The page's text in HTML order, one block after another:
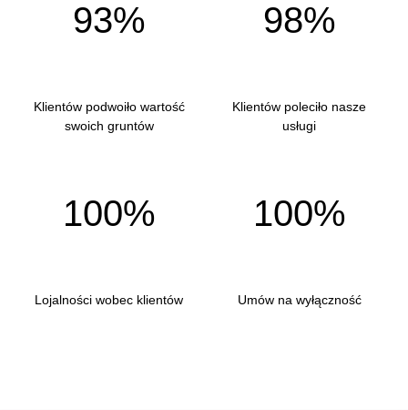
93%
Klientów podwoiło wartość
swoich gruntów
98%
Klientów poleciło nasze
usługi
100%
Lojalności wobec klientów
100%
Umów na wyłączność